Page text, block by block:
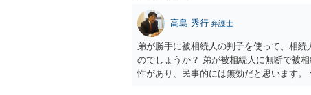
高島 秀行 弁護士
弟が勝手に被相続人の判子を使って、相
のでしょうか？ 弟が被相続人に無断で被
性があり、民事的には無効だと思います